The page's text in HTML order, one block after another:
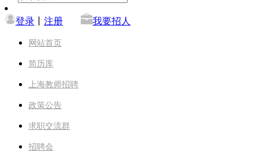
登录 注册 我要招人
网站首页
简历库
上海教师招聘
政策公告
求职交流群
招聘会